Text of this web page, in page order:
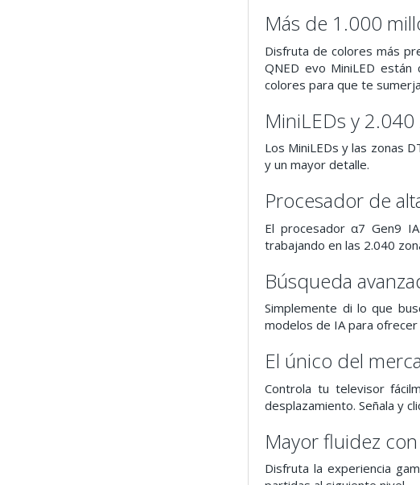
Más de 1.000
Disfruta de colores más
QNED evo MiniLED
colores para que te
MiniLEDs y
Los MiniLEDs y las zonas
y un mayor detalle.
Procesador de
El procesador α7 Gen9
trabajando en las 2.040
Búsqueda
Simplemente di lo que
modelos de IA para
El único del
Controla tu televisor
desplazamiento. Señala y
Mayor fluidez
Disfruta la experiencia